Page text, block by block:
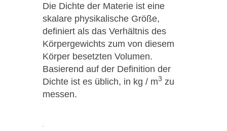
Die Dichte der Materie ist eine
skalare physikalische Größe,
definiert als das Verhältnis des
Körpergewichts zum von diesem
Körper besetzten Volumen.
Basierend auf der Definition der
Dichte ist es üblich, in kg / m3 zu
messen.